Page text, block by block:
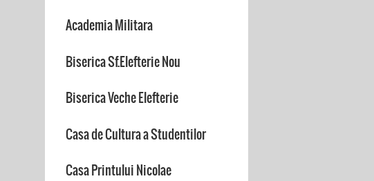
Academia Militara
Biserica Sf.Elefterie Nou
Biserica Veche Elefterie
Casa de Cultura a Studentilor
Casa Printului Nicolae